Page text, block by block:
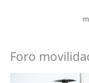
Foro